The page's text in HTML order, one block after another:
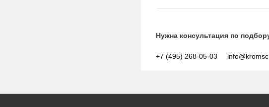
Нужна консультация по
+7 (495) 268-05-03